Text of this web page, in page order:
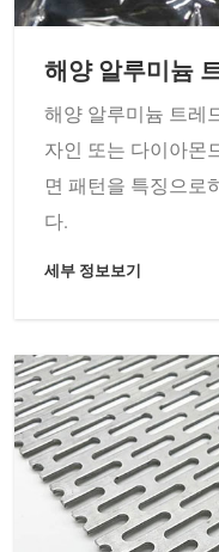
해양 알루미늄
해양 알루미늄 트레드 시트는 일반적으로 트레드 디
자인 또는 다이아몬
면 패턴을 특징으로
다.
세부 정보보기